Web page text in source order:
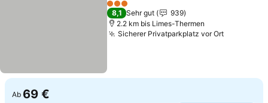
3 Sterne
8,1 Sehr gut
939
2.2 km bis Limes-Thermen
Sicherer Privatparkplatz vor OrtPreise
Ab 69 €